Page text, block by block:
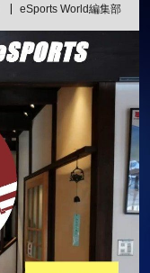
eSports World編集部